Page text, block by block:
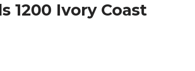
1200 Ivory Coast